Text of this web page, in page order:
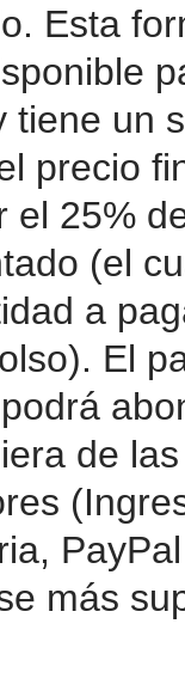
Esta
tiene un
precio
el 25%
(el
a
El
de
más